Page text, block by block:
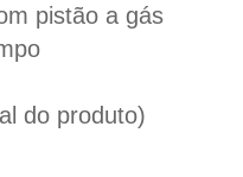
pistão a gás
do produto)